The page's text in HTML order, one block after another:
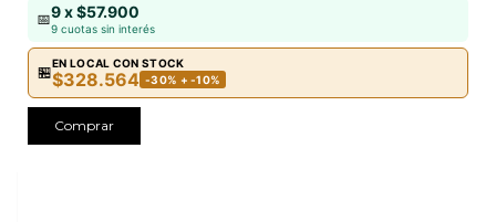
📅9 x $57.900
9 cuotas sin interés
🏪
EN LOCAL CON STOCK
$328.564 -30% + -10%
Comprar